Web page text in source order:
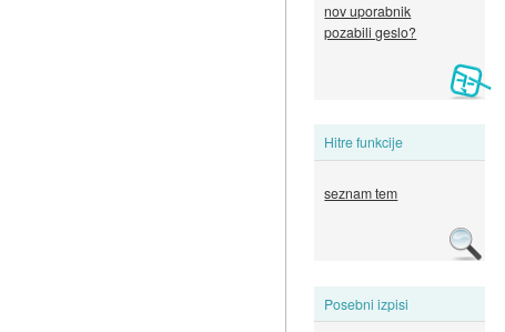
nov uporabnik
pozabili geslo?
Hitre funkcije
seznam tem
Posebni izpisi